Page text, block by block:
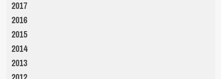
2017
2016
2015
2014
2013